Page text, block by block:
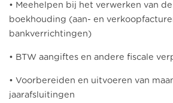
• Meehelpen bij het verwerken van
boekhouding (aan- en
bankverrichtingen)
• BTW aangiftes en andere fiscale
• Voorbereiden en uitvoeren van
jaarafsluitingen